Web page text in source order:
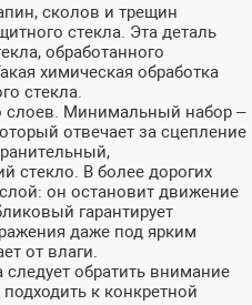
сколов и трещин
стекла. Эта деталь
обработанного
химическая обработка
стекла.
слоев. Минимальный набор –
отвечает за сцепление
стекло. В более дорогих
он остановит движение
гарантирует
даже под ярким
от влаги.
обратить внимание
к конкретной